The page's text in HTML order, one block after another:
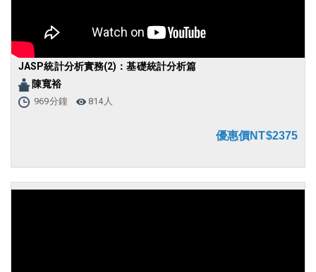
JASP統計分析實務(2)：基礎統計分析篇
陳寬裕
969分鐘 814人
優惠價NT$2375